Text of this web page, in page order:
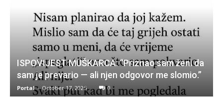
ISPOVIJEST MUŠKARCA: “Priznao sam ženi da
sam je prevario — ali njen odgovor me slomio.”
Portal - October 17, 2025 0